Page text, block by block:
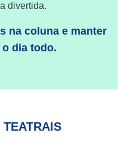
divertida.
na coluna e manter
dia todo.
TEATRAIS